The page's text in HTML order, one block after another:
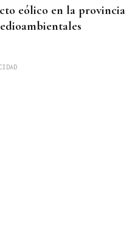
eólico en la provincia